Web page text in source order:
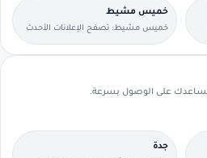
خميس مشيط
خميس مشيط: تصفح الإعلانات الأحدث
وقارن التفاصيل بسرعة.
على الوصول بسرعة.
جدة